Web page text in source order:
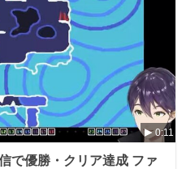
0:11
で優勝・クリア達成 ファ